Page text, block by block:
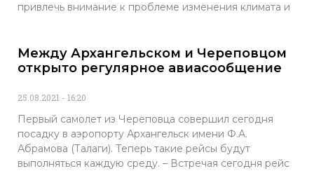
привлечь внимание к проблеме изменения климата и
Между Архангельском и Череповцом
открыто регулярное авиасообщение
25.08.2021 16:20
Первый самолет из Череповца совершил сегодня
посадку в аэропорту Архангельск имени Ф.А.
Абрамова (Талаги). Теперь такие рейсы будут
выполняться каждую среду. – Встречая сегодня рейс